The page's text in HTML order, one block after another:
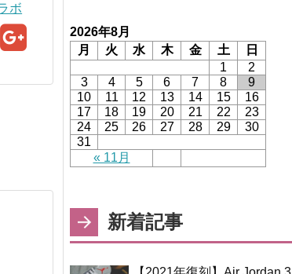
ボ
2026年8月
月
火 水 木 金 土 日
« 11月
1
2
3
4 5 6 7 8
9
10
11 12 13 14 15
16
17
18 19 20 21 22
23
24
25 26 27 28 29
30
31
新着記事